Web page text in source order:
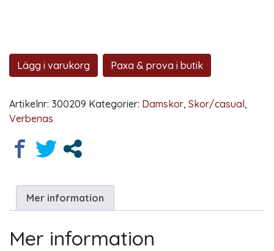
Lägg i varukorg Paxa & prova i butik
Artikelnr: 300209 Kategorier: Damskor, Skor/casual,
Verbenas
Mer information
Mer information